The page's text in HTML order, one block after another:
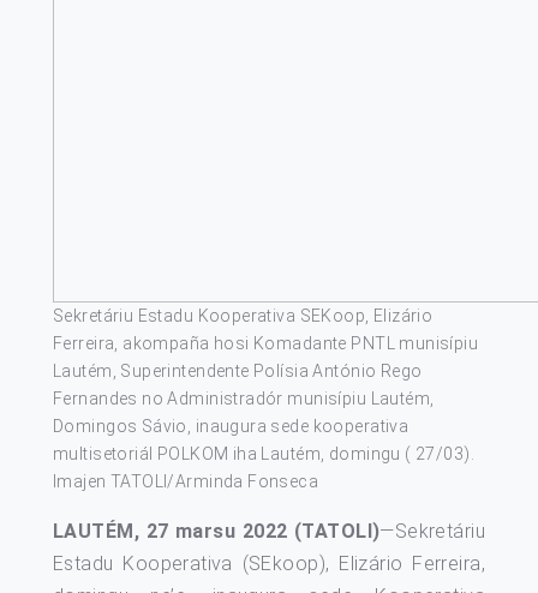
Sekretáriu Estadu Kooperativa SEKoop, Elizário
Ferreira, akompaña hosi Komadante PNTL munisípiu
Lautém, Superintendente Polísia António Rego
Fernandes no Administradór munisípiu Lautém,
Domingos Sávio, inaugura sede kooperativa
multisetoriál POLKOM iha Lautém, domingu ( 27/03).
Imajen TATOLI/Arminda Fonseca
LAUTÉM, 27 marsu 2022 (TATOLI)—Sekretáriu
Estadu Kooperativa (SEkoop), Elizário Ferreira,